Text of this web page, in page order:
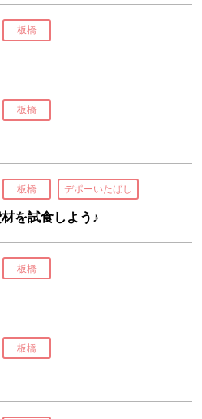
板橋
板橋
板橋 デポーいたばし
を試食しよう♪
板橋
板橋